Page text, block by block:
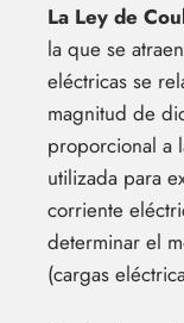
La Ley de
la que se
eléctricas se
magnitud de
proporcional a
utilizada para
corriente
determinar el
(cargas